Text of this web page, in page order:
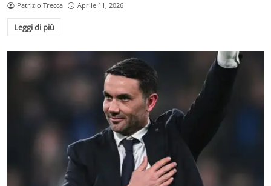
Patrizio Trecca Aprile 11, 2026
Leggi di più